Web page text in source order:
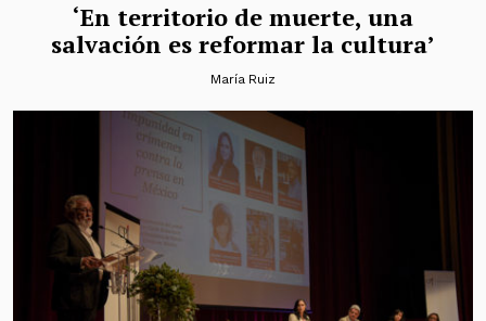
‘En territorio de muerte, una
salvación es reformar la cultura’
María Ruiz